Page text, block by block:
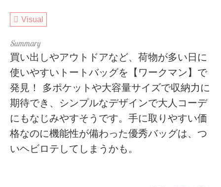
Visual
買い出しやアウトドアなど、荷物が多い日に
使いやすいトートバッグを【ワークマン】で
発見！ 多ポケットや大容量サイズで収納力に
期待でき、シンプルなデザインで大人コーデ
にもなじみやすそうです。手に取りやすい価
格なのに機能性が備わった優秀バッグは、つ
いヘビロテしてしまうかも。